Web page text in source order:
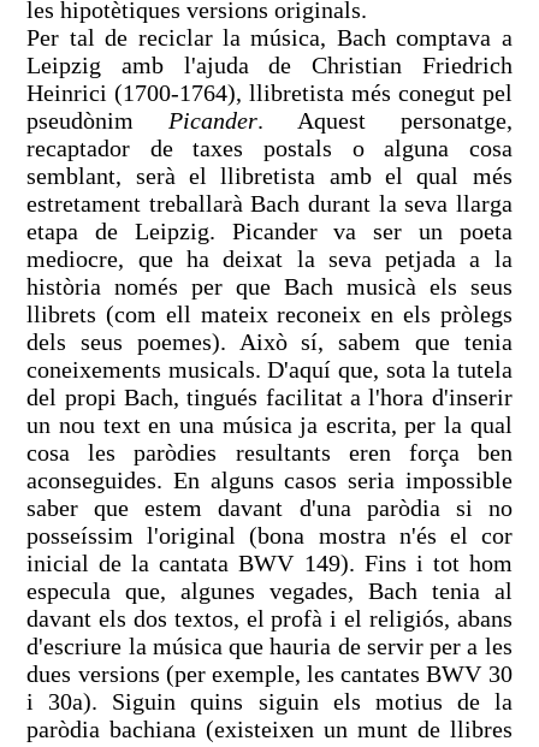
les hipotètiques versions originals.
Per tal de reciclar la música, Bach comptava a
Leipzig amb l'ajuda de Christian Friedrich
Heinrici (1700-1764), llibretista més conegut pel
pseudònim Picander. Aquest personatge,
recaptador de taxes postals o alguna cosa
semblant, serà el llibretista amb el qual més
estretament treballarà Bach durant la seva llarga
etapa de Leipzig. Picander va ser un poeta
mediocre, que ha deixat la seva petjada a la
història només per que Bach musicà els seus
llibrets (com ell mateix reconeix en els pròlegs
dels seus poemes). Això sí, sabem que tenia
coneixements musicals. D'aquí que, sota la tutela
del propi Bach, tingués facilitat a l'hora d'inserir
un nou text en una música ja escrita, per la qual
cosa les paròdies resultants eren força ben
aconseguides. En alguns casos seria impossible
saber que estem davant d'una paròdia si no
posseíssim l'original (bona mostra n'és el cor
inicial de la cantata BWV 149). Fins i tot hom
especula que, algunes vegades, Bach tenia al
davant els dos textos, el profà i el religiós, abans
d'escriure la música que hauria de servir per a les
dues versions (per exemple, les cantates BWV 30
i 30a). Siguin quins siguin els motius de la
paròdia bachiana (existeixen un munt de llibres